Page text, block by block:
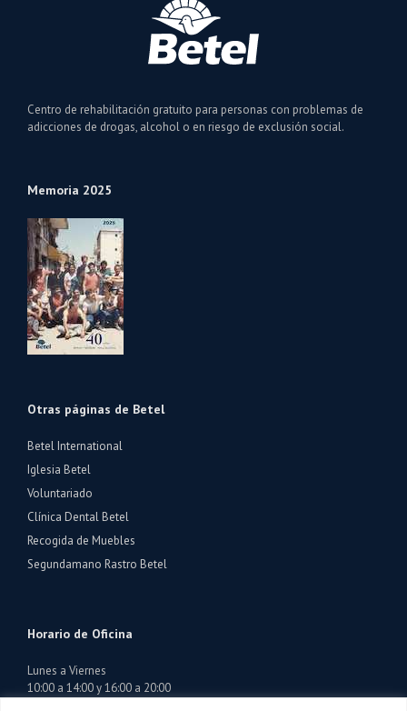
Centro de rehabilitación gratuito para personas con problemas de
adicciones de drogas, alcohol o en riesgo de exclusión social.
Memoria 2025
Otras páginas de Betel
Betel International
Iglesia Betel
Voluntariado
Clínica Dental Betel
Recogida de Muebles
Segundamano Rastro Betel
Horario de Oficina
Lunes a Viernes
10:00 a 14:00 y 16:00 a 20:00